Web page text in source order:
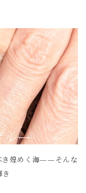
き煌めく海——そんな